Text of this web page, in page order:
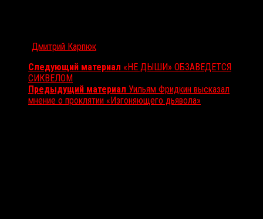
Дмитрий Карпюк
Следующий материал «НЕ ДЫШИ» ОБЗАВЕДЕТСЯ
СИКВЕЛОМ
Предыдущий материал Уильям Фридкин высказал
мнение о проклятии «Изгоняющего дьявола»